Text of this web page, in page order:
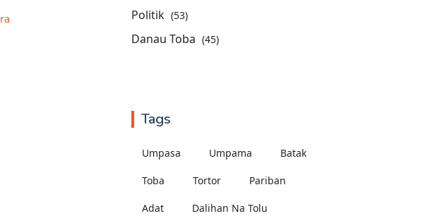
Politik (53)
Danau Toba (45)
Tags
Umpasa Umpama Batak
Toba Tortor Pariban
Adat Dalihan Na Tolu